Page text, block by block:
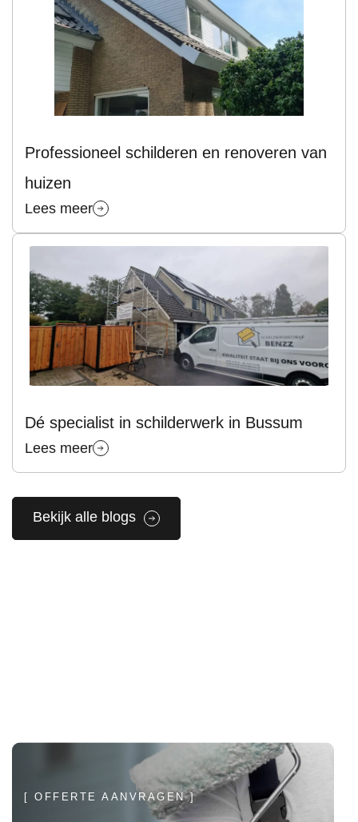
Professioneel schilderen en renoveren van
huizen
Lees meer
Dé specialist in schilderwerk in Bussum
Lees meer
Bekijk alle blogs
[ OFFERTE AANVRAGEN ]